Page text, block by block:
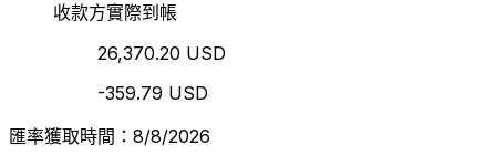
收款方實際到帳
26,370.20 USD
-359.79 USD
匯率獲取時間：8/8/2026